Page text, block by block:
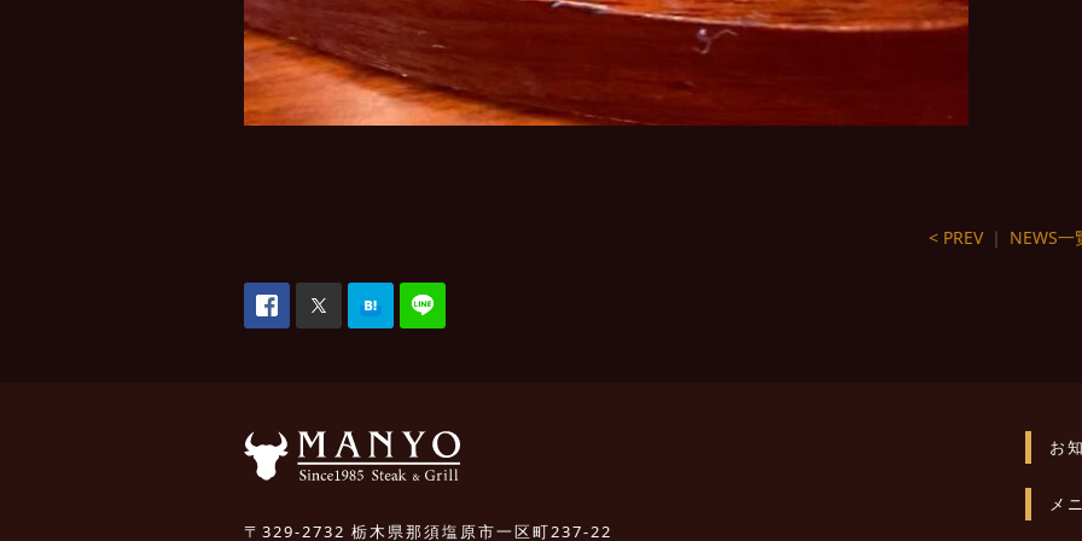
< PREV｜ NEWS一
〒329-2732 栃木県那須塩原市一区町237-22
お
メ